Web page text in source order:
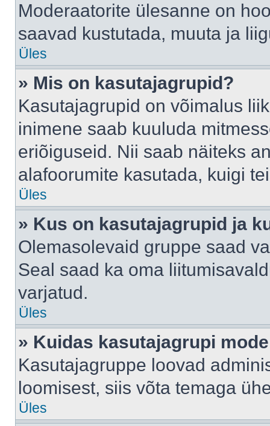
Moderaatorite ülesanne on
saavad kustutada, muuta ja
Üles
» Mis on kasutajagrupid?
Kasutajagrupid on võimalus
inimene saab kuuluda
eriõiguseid. Nii saab näiteks
alafoorumite kasutada, kuigi
Üles
» Kus on kasutajagrupid ja
Olemasolevaid gruppe saad
Seal saad ka oma
varjatud.
Üles
» Kuidas kasutajagrupi
Kasutajagruppe loovad
loomisest, siis võta temaga
Üles